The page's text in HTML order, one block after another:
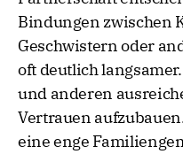
Bindungen zwischen
Geschwistern oder
oft deutlich
und anderen
Vertrauen
eine enge